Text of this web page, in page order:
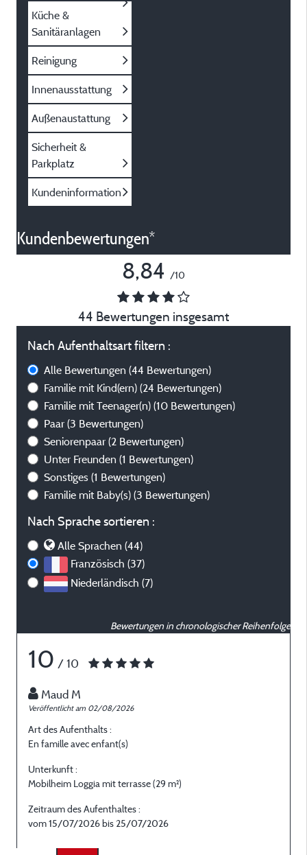
Küche &
Sanitäranlagen
Reinigung
Innenausstattung
Außenaustattung
Sicherheit &
Parkplatz
Kundeninformation
Kundenbewertungen*
8,84 /10
44 Bewertungen insgesamt
Nach Aufenthaltsart filtern :
Alle Bewertungen (44 Bewertungen)
Familie mit Kind(ern) (24 Bewertungen)
Familie mit Teenager(n) (10 Bewertungen)
Paar (3 Bewertungen)
Seniorenpaar (2 Bewertungen)
Unter Freunden (1 Bewertungen)
Sonstiges (1 Bewertungen)
Familie mit Baby(s) (3 Bewertungen)
Nach Sprache sortieren :
Alle Sprachen (44)
Französisch (37)
Niederländisch (7)
Bewertungen in chronologischer Reihenfolge
10 / 10
Maud M
Veröffentlicht am 02/08/2026
Art des Aufenthalts :
En famille avec enfant(s)
Unterkunft :
Mobilheim Loggia mit terrasse (29 m²)
Zeitraum des Aufenthaltes :
vom 15/07/2026 bis 25/07/2026